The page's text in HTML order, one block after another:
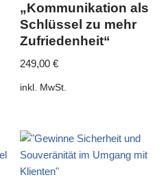
„Kommunikation als
Schlüssel zu mehr
Zufriedenheit“
249,00€
inkl. MwSt.